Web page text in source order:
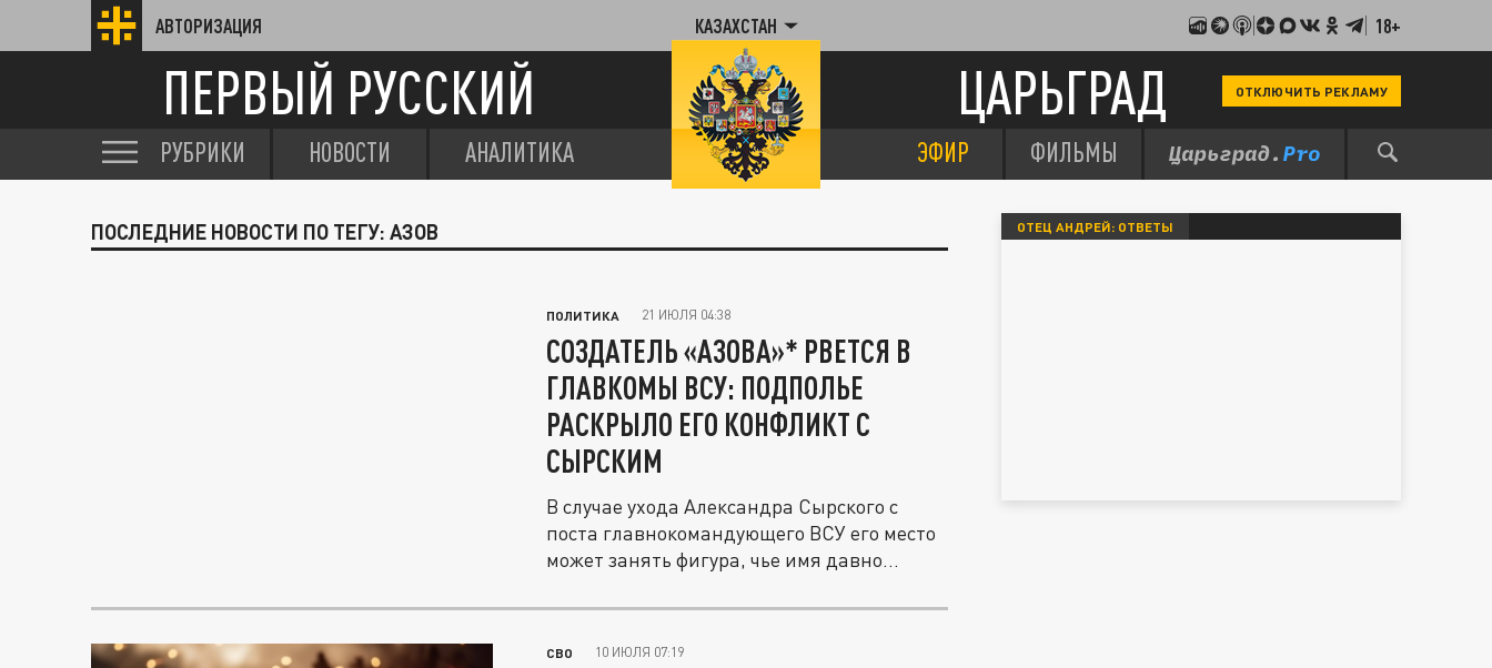
АВТОРИЗАЦИЯ КАЗАХСТАН 18+
ПЕРВЫЙ РУССКИЙ ЦАРЬГРАД ОТКЛЮЧИТЬ РЕКЛАМУ
РУБРИКИ НОВОСТИ АНАЛИТИКА ЭФИР ФИЛЬМЫ
ПОСЛЕДНИЕ НОВОСТИ ПО ТЕГУ: АЗОВ
ПОЛИТИКА 21 ИЮЛЯ 04:38
СОЗДАТЕЛЬ «АЗОВА»* РВЕТСЯ В
ГЛАВКОМЫ ВСУ: ПОДПОЛЬЕ
РАСКРЫЛО ЕГО КОНФЛИКТ С
СЫРСКИМ
В случае ухода Александра Сырского с
поста главнокомандующего ВСУ его место
может занять фигура, чье имя давно...
СВО 10 ИЮЛЯ 07:19
ОТЕЦ АНДРЕЙ: ОТВЕТЫ